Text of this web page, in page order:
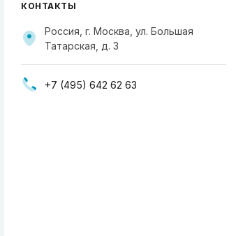
КОНТАКТЫ
Россия, г. Москва, ул. Большая
Татарская, д. 3
+7 (495) 642 62 63